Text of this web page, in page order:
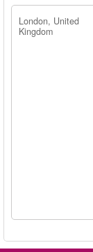
London, United
Kingdom